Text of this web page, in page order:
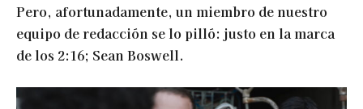
Pero, afortunadamente, un miembro de nuestro
equipo de redacción se lo pilló: justo en la marca
de los 2:16; Sean Boswell.